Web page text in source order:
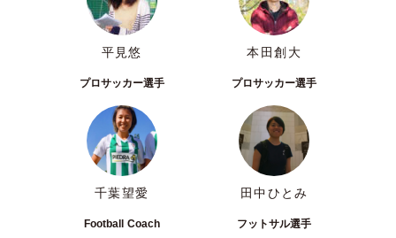
平見悠 本田創大
プロサッカー選手
千葉望愛
プロサッカー選手
田中ひとみ
Football Coach フットサル選手